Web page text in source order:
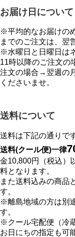
お届け日について
※平均的なお届けの
までのご注文は、翌
※水曜日と日曜日は
11時以降のご注文
注文の場合→翌週の
くださいませ。
送料について
送料は下記の通りで
送料(クール便)一律
金10,800円（税込）
料となります。
また送料込みの商品
す。
※離島地域の方は別
す。
※クール宅配便（冷
お日にちの指定も可